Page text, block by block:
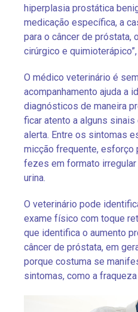
hiperplasia prostática
medicação específica, a
para o câncer de próstata,
cirúrgico e
O médico veterinário é
acompanhamento ajuda a
diagnósticos de maneira
ficar atento a alguns
alerta. Entre os sintomas
micção frequente, esforço
fezes em formato
urina.
O veterinário pode
exame físico com toque
que identifica o aumento
câncer de próstata, em
porque costuma se
sintomas, como a